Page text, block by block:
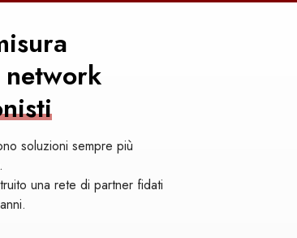
soluzioni sempre più
una rete di partner fidati